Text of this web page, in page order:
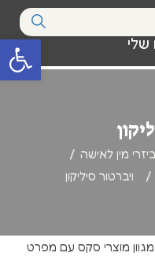
פתח סרגל שלי
מין לאישה
ויברטור סיליקון
מוצרי סקס עם מפרט